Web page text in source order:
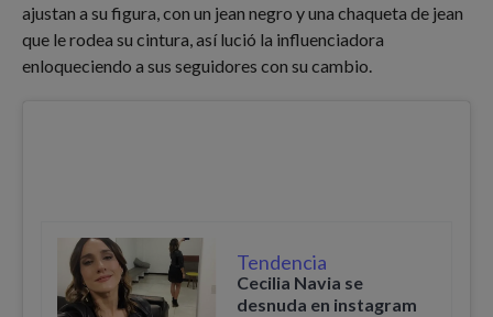
ajustan a su figura, con un jean negro y una chaqueta de jean
que le rodea su cintura, así lució la influenciadora
enloqueciendo a sus seguidores con su cambio.
Tendencia
Cecilia Navia se
desnuda en instagram